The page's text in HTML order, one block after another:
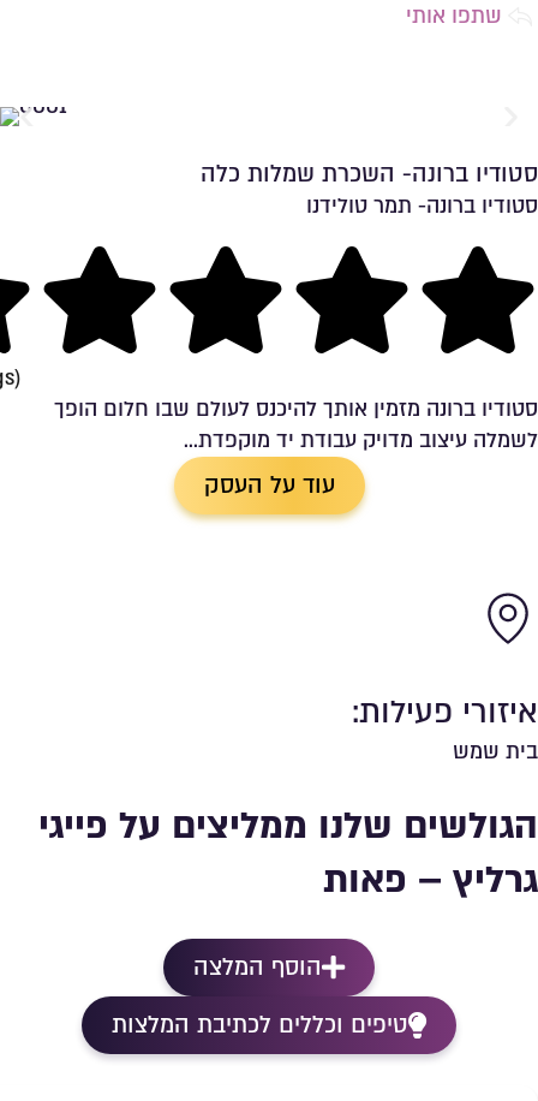
שתפו אותי
סטודיו ברונה- השכרת שמלות כלה
סטודיו ברונה- תמר טולידנו
שמירה ברשימת מועדפים
סטודיו ברונה מזמין אותך להיכנס לעולם שבו חלום הופך
לשמלה עיצוב מדויק עבודת יד מוקפדת...
עוד על העסק
איזורי פעילות:
בית שמש
הגולשים שלנו ממליצים על פייגי
גרליץ – פאות
הוסף המלצה
טיפים וכללים לכתיבת המלצות